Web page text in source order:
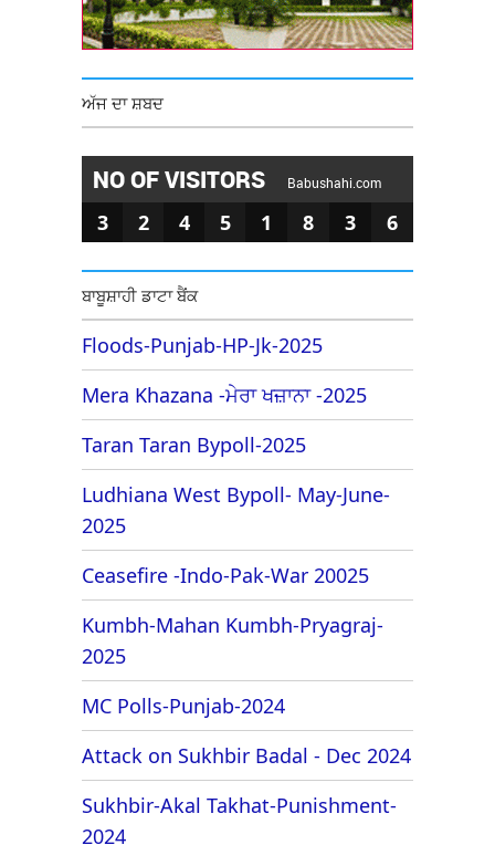
ਅੱਜ ਦਾ ਸ਼ਬਦ
NO OF VISITORS Babushahi.com
3 2 4 5 1 8 3 6
ਬਾਬੂਸ਼ਾਹੀ ਡਾਟਾ ਬੈਂਕ
Floods-Punjab-HP-Jk-2025
Mera Khazana -ਮੇਰਾ ਖਜ਼ਾਨਾ -2025
Taran Taran Bypoll-2025
Ludhiana West Bypoll- May-June-
2025
Ceasefire -Indo-Pak-War 20025
Kumbh-Mahan Kumbh-Pryagraj-
2025
MC Polls-Punjab-2024
Attack on Sukhbir Badal - Dec 2024
Sukhbir-Akal Takhat-Punishment-
2024